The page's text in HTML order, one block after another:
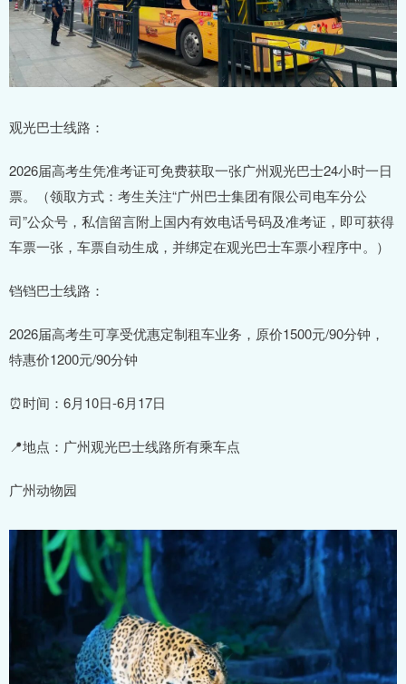
观光巴士线路：
2026届高考生凭准考证可免费获取一张广州观光巴士24小时一日
票。（领取方式：考生关注“广州巴士集团有限公司电车分公
司”公众号，私信留言附上国内有效电话号码及准考证，即可获得
车票一张，车票自动生成，并绑定在观光巴士车票小程序中。）
铛铛巴士线路：
2026届高考生可享受优惠定制租车业务，原价1500元/90分钟，
特惠价1200元/90分钟
⏰时间：6月10日-6月17日
📍地点：广州观光巴士线路所有乘车点
广州动物园